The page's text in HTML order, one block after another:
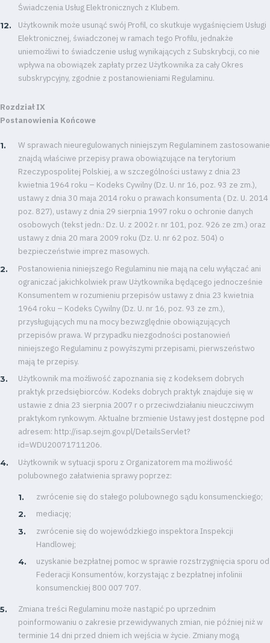
Świadczenia Usług Elektronicznych z Klubem.
Użytkownik może usunąć swój Profil, co skutkuje wygaśnięciem Usługi
Elektronicznej, świadczonej w ramach tego Profilu, jednakże
uniemożliwi to świadczenie usług wynikających z Subskrybcji, co nie
wpływa na obowiązek zapłaty przez Użytkownika za cały Okres
subskrypcyjny, zgodnie z postanowieniami Regulaminu.
Rozdział IX
Postanowienia Końcowe
W sprawach nieuregulowanych niniejszym Regulaminem zastosowanie
znajdą właściwe przepisy prawa obowiązujące na terytorium
Rzeczypospolitej Polskiej, a w szczególności ustawy z dnia 23
kwietnia 1964 roku – Kodeks Cywilny (Dz. U. nr 16, poz. 93 ze zm.),
ustawy z dnia 30 maja 2014 roku o prawach konsumenta ( Dz. U. 2014
poz. 827), ustawy z dnia 29 sierpnia 1997 roku o ochronie danych
osobowych (tekst jedn.: Dz. U. z 2002 r. nr 101, poz. 926 ze zm.) oraz
ustawy z dnia 20 mara 2009 roku (Dz. U. nr 62 poz. 504) o
bezpieczeństwie imprez masowych.
Postanowienia niniejszego Regulaminu nie mają na celu wyłączać ani
ograniczać jakichkolwiek praw Użytkownika będącego jednocześnie
Konsumentem w rozumieniu przepisów ustawy z dnia 23 kwietnia
1964 roku – Kodeks Cywilny (Dz. U. nr 16, poz. 93 ze zm.),
przysługujących mu na mocy bezwzględnie obowiązujących
przepisów prawa. W przypadku niezgodności postanowień
niniejszego Regulaminu z powyższymi przepisami, pierwszeństwo
mają te przepisy.
Użytkownik ma możliwość zapoznania się z kodeksem dobrych
praktyk przedsiębiorców. Kodeks dobrych praktyk znajduje się w
ustawie z dnia 23 sierpnia 2007 r o przeciwdziałaniu nieuczciwym
praktykom rynkowym. Aktualne brzmienie Ustawy jest dostępne pod
adresem: http://isap.sejm.gov.pl/DetailsServlet?
id=WDU20071711206.
Użytkownik w sytuacji sporu z Organizatorem ma możliwość
polubownego załatwienia sprawy poprzez:
zwrócenie się do stałego polubownego sądu konsumenckiego;
mediację;
zwrócenie się do wojewódzkiego inspektora Inspekcji
Handlowej;
uzyskanie bezpłatnej pomoc w sprawie rozstrzygnięcia sporu od
Federacji Konsumentów, korzystając z bezpłatnej infolinii
konsumenckiej 800 007 707.
Zmiana treści Regulaminu może nastąpić po uprzednim
poinformowaniu o zakresie przewidywanych zmian, nie później niż w
terminie 14 dni przed dniem ich wejścia w życie. Zmiany mogą